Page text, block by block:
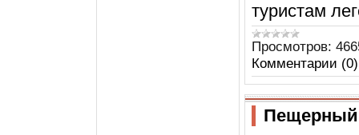
туристам
Просмотров:
Комментарии (0)
Пещерный